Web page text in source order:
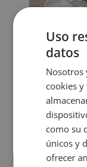
¿Qué
puede
Ene 7, 2026|
¿Qué hace
preguntas
alternativas
hablaremos
Uso
datos
Nosotros
cookies
como su
únicos y
ofrecer